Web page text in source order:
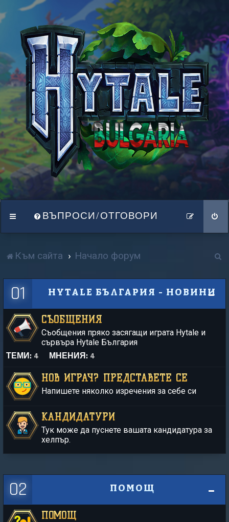
ВЪПРОСИ/ОТГОВОРИ
Към сайта Начало форум
е
01 HYTALE БЪЛГАРИЯ - НОВИНИ
СЪОБЩЕНИЯ
Съобщения пряко засягащи играта Hytale и
сървъра Hytale България
ТЕМИ: 4 МНЕНИЯ: 4
НОВ ИГРАЧ? ПРЕДСТАВЕТЕ СЕ
Напишете няколко изречения за себе си
КАНДИДАТУРИ
Тук може да пуснете вашата кандидатура за
хелпър.
02 ПОМОЩ
ПОМОЩ